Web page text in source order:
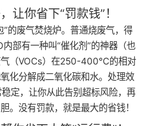
让你省下“罚款钱”！
的废气焚烧炉。普通烧废气，得
部有一种叫“催化剂”的神器（也
气（VOCs）在250-400℃的相对
化分解成二氧化碳和水。处理效
定，让你从此告别超标风险，再
。没有罚款，就是最大的省钱！